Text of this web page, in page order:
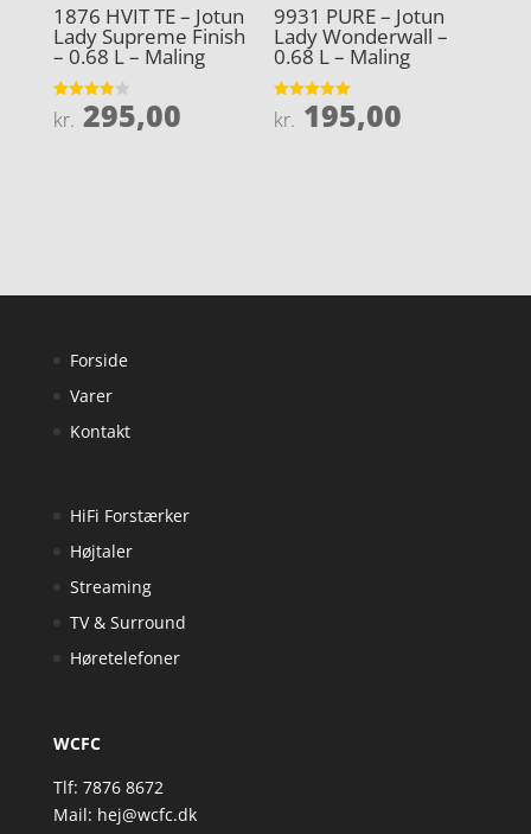
1876 HVIT TE – Jotun
Lady Supreme Finish
– 0.68 L – Maling
Vurderet
3.9
kr. 295,00
9931 PURE – Jotun
Lady Wonderwall –
0.68 L – Maling
Vurderet
5
kr. 195,00
Forside
Varer
Kontakt
HiFi Forstærker
Højtaler
Streaming
TV & Surround
Høretelefoner
WCFC
Tlf: 7876 8672
Mail: hej@wcfc.dk